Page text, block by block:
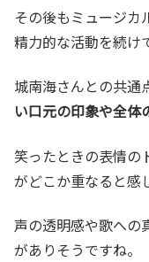
その後もミュージカ
精力的な活動を続け
城南海さんとの共通
い口元の印象や全体
笑ったときの表情の
がどこか重なると感
声の透明感や歌への
がありそうですね。